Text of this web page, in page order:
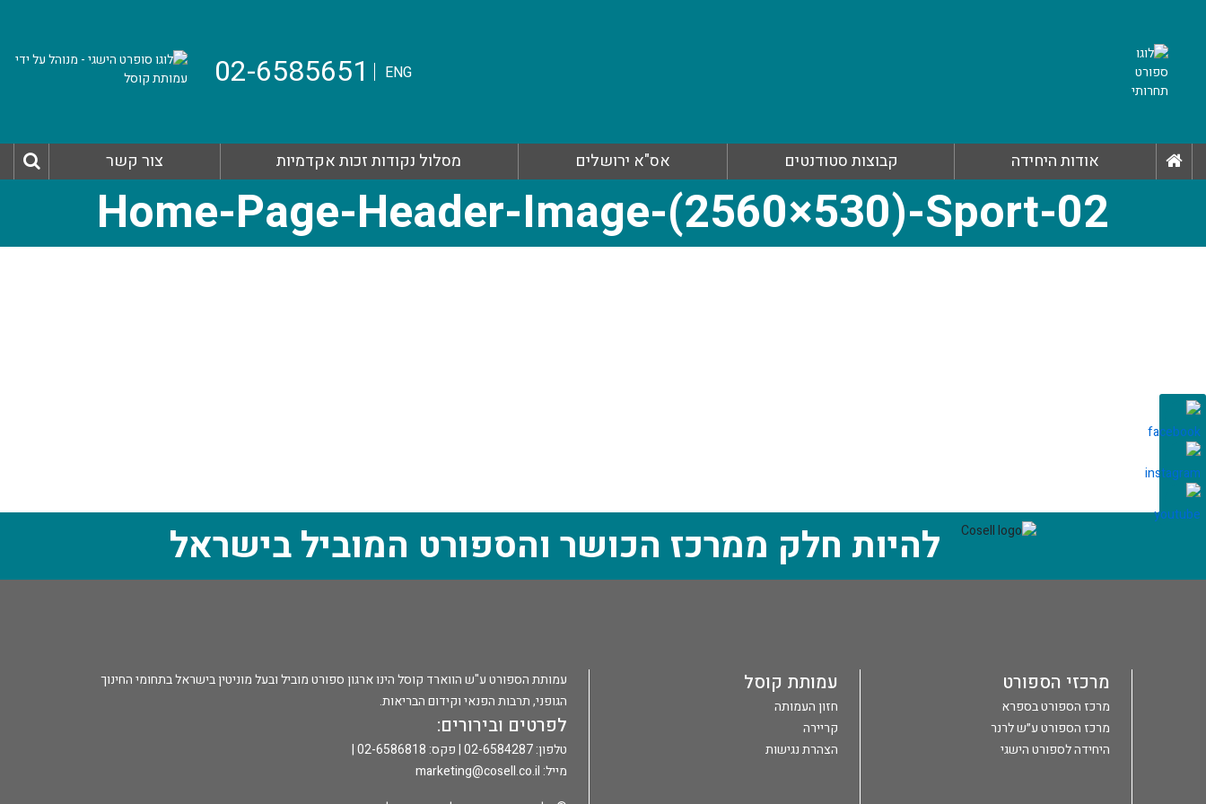
ENG
02-6585651
אודות היחידה קבוצות סטודנטים אס"א ירושלים מסלול נקודות זכות אקדמיות צור קשר
Home-Page-Header-Image-(2560×530)-Sport-02
להיות חלק ממרכז הכושר והספורט המוביל בישראל
מרכזי הספורט
מרכז הספורט בספרא
מרכז הספורט ע״ש לרנר
היחידה לספורט הישגי
עמותת קוסל
חזון העמותה
קריירה
הצהרת נגישות
עמותת הספורט ע"ש הווארד קוסל הינו ארגון ספורט מוביל ובעל מוניטין בישראל בתחומי החינוך
הגופני, תרבות הפנאי וקידום הבריאות.
לפרטים ובירורים:
טלפון: 02-6584287 | פקס: 02-6586818 |
מייל: marketing@cosell.co.il